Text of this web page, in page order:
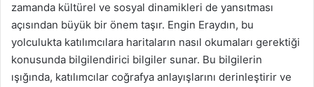
zamanda kültürel ve sosyal dinamikleri de yansıtması
açısından büyük bir önem taşır. Engin Eraydın, bu
yolculukta katılımcılara haritaların nasıl okumaları gerektiği
konusunda bilgilendirici bilgiler sunar. Bu bilgilerin
ışığında, katılımcılar coğrafya anlayışlarını derinleştirir ve